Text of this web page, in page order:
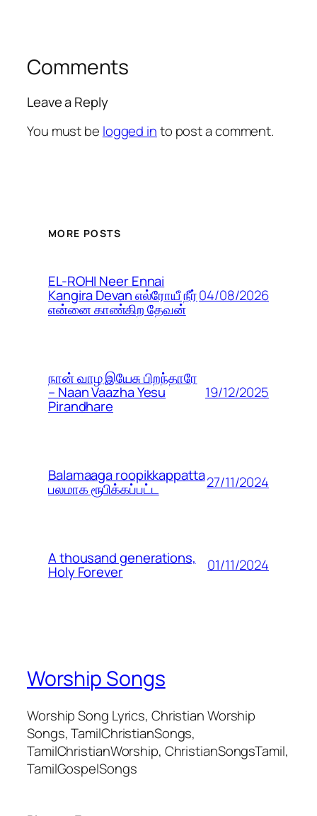
Comments
Leave a Reply
You must be logged into post a comment.
MORE POSTS
EL-ROHI Neer Ennai
Kangira Devan எல்ரோயீ நீர்
என்னை காண்கிற தேவன்
04/08/2026
நான் வாழ இயேசு பிறந்தாரே
– Naan Vaazha Yesu
Pirandhare
19/12/2025
Balamaaga roopikkappatta
பலமாக ரூபிக்கப்பட்ட 27/11/2024
A thousand generations,
Holy Forever 01/11/2024
Worship Songs
Worship Song Lyrics, Christian Worship
Songs, TamilChristianSongs,
TamilChristianWorship, ChristianSongsTamil,
TamilGospelSongs